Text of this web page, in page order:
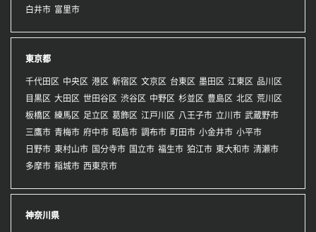
白井市 富里市
東京都
千代田区 中央区 港区 新宿区 文京区 台東区 墨田区 江東区 品川区
目黒区 大田区 世田谷区 渋谷区 中野区 杉並区 豊島区 北区 荒川区
板橋区 練馬区 足立区 葛飾区 江戸川区 八王子市 立川市 武蔵野市
三鷹市 青梅市 府中市 昭島市 調布市 町田市 小金井市 小平市
日野市 東村山市 国分寺市 国立市 福生市 狛江市 東大和市 清瀬市
多摩市 稲城市 西東京市
神奈川県